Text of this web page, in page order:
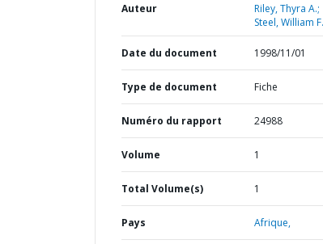
Auteur
Riley, Thyra A.;
Steel, William
Date du document 1998/11/01
Type de document Fiche
Numéro du rapport 24988
Volume 1
Total Volume(s) 1
Pays Afrique,